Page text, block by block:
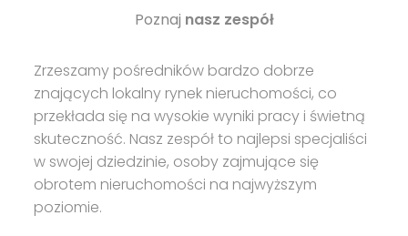
Poznaj nasz zespół
Zrzeszamy pośredników bardzo dobrze
znających lokalny rynek nieruchomości, co
przekłada się na wysokie wyniki pracy i świetną
skuteczność. Nasz zespół to najlepsi specjaliści
w swojej dziedzinie, osoby zajmujące się
obrotem nieruchomości na najwyższym
poziomie.